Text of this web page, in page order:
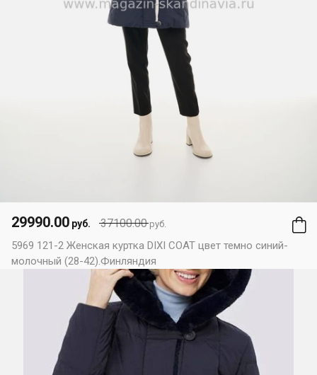
37100.00руб.
29990.00 руб.
5969 121-2 Женская куртка DIXI COAT цвет темно синий-
молочный (28-42).Финляндия